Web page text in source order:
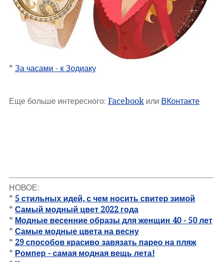
* За часами - к Зодиаку
Еще больше интересного: Facebookили ВКонтакте
НОВОЕ:
* 5 стильных идей, с чем носить свитер зимой
* Самый модный цвет 2022 года
* Модные весенние образы для женщин 40 - 50 лет
* Самые модные цвета на весну
* 29 способов красиво завязать парео на пляж
* Ромпер - самая модная вещь лета!